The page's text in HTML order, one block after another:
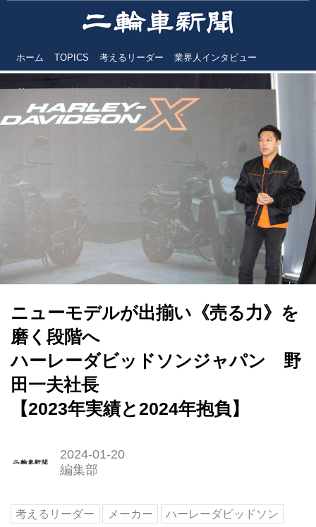
ホーム TOPICS 考えるリーダー 業界人インタビュー
ニューモデルが出揃い《売る力》を
磨く段階へ
ハーレーダビッドソンジャパン 野
田一夫社長
【2023年実績と2024年抱負】
2024-01-20
編集部
考えるリーダー メーカー
ハーレーダビッドソン